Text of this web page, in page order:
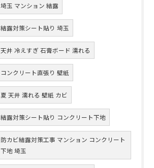
埼玉 マンション 結露
結露対策シート貼り 埼玉
天井 冷えすぎ 石膏ボード 濡れる
コンクリート直張り 壁紙
夏 天井 濡れる 壁紙 カビ
結露対策シート貼り コンクリート下地
防カビ結露対策工事 マンション コンクリート
下地 埼玉